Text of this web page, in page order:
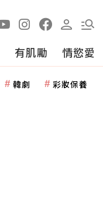
有肌勵 情慾愛
韓劇 彩妝保養